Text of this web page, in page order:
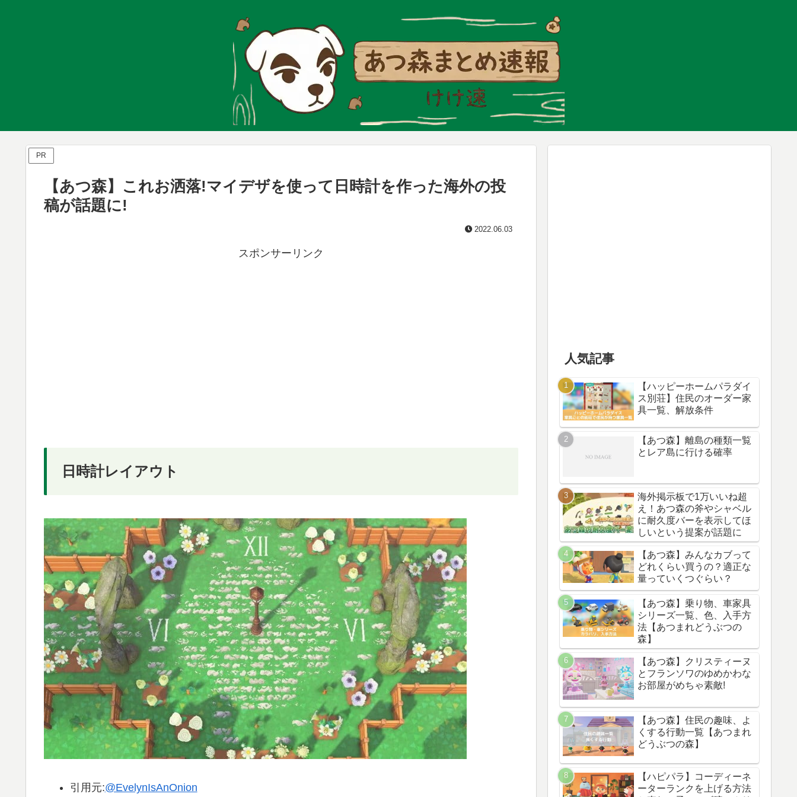
PR
【あつ森】これお洒落!マイデザを使って日時計を作った海外の投
稿が話題に!
2022.06.03
スポンサーリンク
日時計レイアウト
引用元:@EvelynIsAnOnion
人気記事
【ハッピーホームパラダイ
ス別荘】住民のオーダー家
具一覧、解放条件
【あつ森】離島の種類一覧
とレア島に行ける確率
海外掲示板で1万いいね超
え！あつ森の斧やシャベル
に耐久度バーを表示してほ
しいという提案が話題に
【あつ森】みんなカブって
どれくらい買うの？適正な
量っていくつぐらい？
【あつ森】乗り物、車家具
シリーズ一覧、色、入手方
法【あつまれどうぶつの
森】
【あつ森】クリスティーヌ
とフランソワのゆめかわな
お部屋がめちゃ素敵!
【あつ森】住民の趣味、よ
くする行動一覧【あつまれ
どうぶつの森】
【ハピパラ】コーディーネ
ーターランクを上げる方法